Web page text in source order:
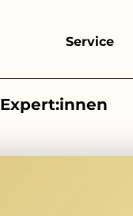
Service
Expert:innen